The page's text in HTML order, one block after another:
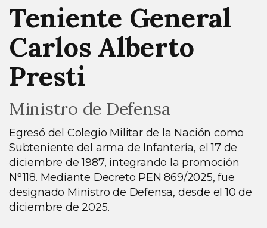
Teniente General
Carlos Alberto
Presti
Ministro de Defensa
Egresó del Colegio Militar de la Nación como
Subteniente del arma de Infantería, el 17 de
diciembre de 1987, integrando la promoción
N°118. Mediante Decreto PEN 869/2025, fue
designado Ministro de Defensa, desde el 10 de
diciembre de 2025.